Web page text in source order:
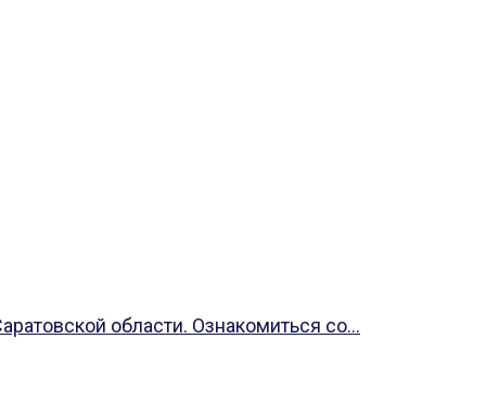
области. Ознакомиться со...